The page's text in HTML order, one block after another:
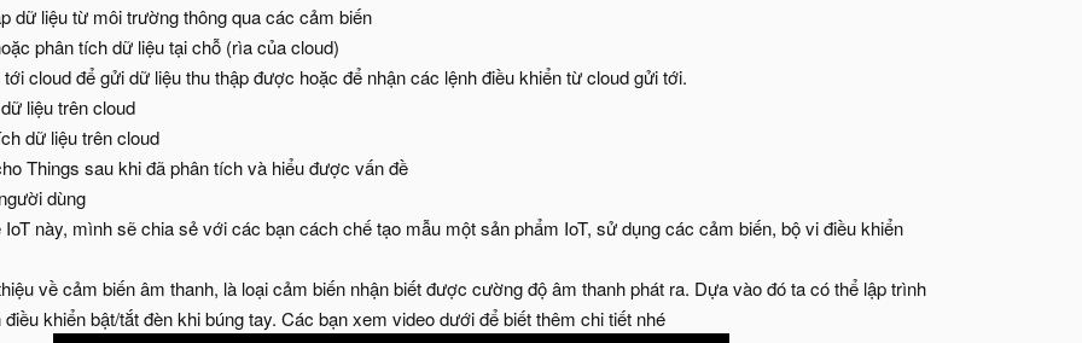
dữ liệu từ môi trường thông qua các cảm biến
phân tích dữ liệu tại chỗ (rìa của cloud)
cloud để gửi dữ liệu thu thập được hoặc để nhận các lệnh điều khiển từ cloud gửi tới.
liệu trên cloud
dữ liệu trên cloud
Things sau khi đã phân tích và hiểu được vấn đề
dùng
này, mình sẽ chia sẻ với các bạn cách chế tạo mẫu một sản phẩm IoT, sử dụng các cảm biến, bộ vi điều khiển
về cảm biến âm thanh, là loại cảm biến nhận biết được cường độ âm thanh phát ra. Dựa vào đó ta có thể lập trình
khiển bật/tắt đèn khi búng tay. Các bạn xem video dưới để biết thêm chi tiết nhé